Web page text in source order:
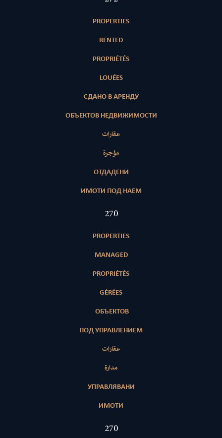
PROPERTIES
RENTED
PROPRIÉTÉS
LOUÉES
СДАНО В АРЕНДУ
ОБЪЕКТОВ НЕДВИЖИМОСТИ
عقارات
مؤجرة
ОТДАДЕНИ
ИМОТИ ПОД НАЕМ
407
PROPERTIES
MANAGED
PROPRIÉTÉS
GÉRÉES
ОБЪЕКТОВ
ПОД УПРАВЛЕНИЕМ
عقارات
مدارة
УПРАВЛЯВАНИ
ИМОТИ
407